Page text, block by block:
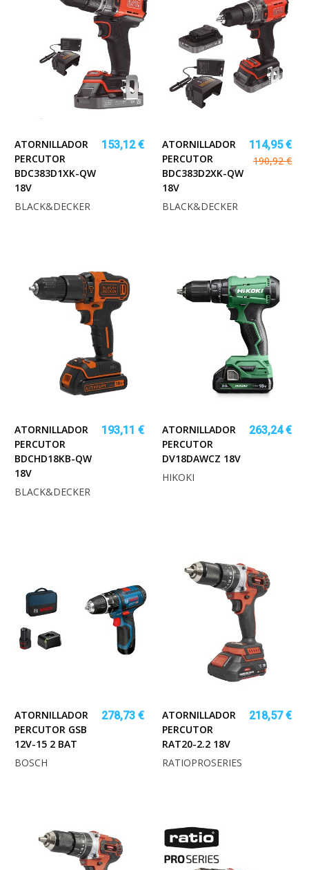
ATORNILLADOR
PERCUTOR
BDC383D1XK-QW
18V
153,12 €
BLACK&DECKER
ATORNILLADOR
PERCUTOR
BDC383D2XK-QW
18V
114,95 €
190,92 €
BLACK&DECKER
ATORNILLADOR
PERCUTOR
BDCHD18KB-QW
18V
193,11 €
BLACK&DECKER
ATORNILLADOR
PERCUTOR
DV18DAWCZ 18V
263,24 €
HIKOKI
ATORNILLADOR
PERCUTOR GSB
12V-15 2 BAT
278,73 €
BOSCH
ATORNILLADOR
PERCUTOR
RAT20-2.2 18V
218,57 €
RATIOPROSERIES